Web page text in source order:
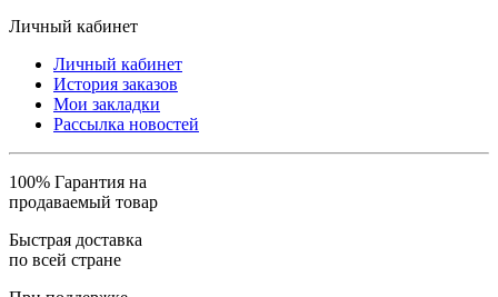
Личный кабинет
Личный кабинет
История заказов
Мои закладки
Рассылка новостей
100% Гарантия на
продаваемый товар
Быстрая доставка
по всей стране